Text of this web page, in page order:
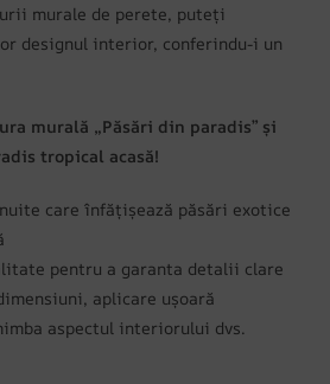
murale de perete, puteți
designul interior, conferindu-i un
murală „Păsări din paradis” și
tropical acasă!
care înfățișează păsări exotice
pentru a garanta detalii clare
aplicare ușoară
aspectul interiorului dvs.